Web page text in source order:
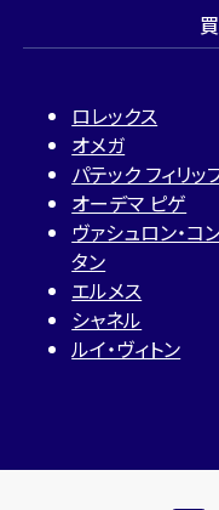
ロレックス
オメガ
パテック フィリッ
オーデマ ピゲ
ヴァシュロン・コ
タン
エルメス
シャネル
ルイ・ヴィトン